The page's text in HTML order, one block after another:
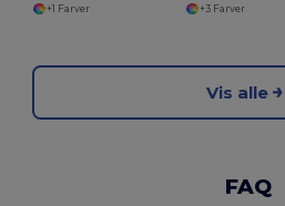
+1 Farver
+3 Farver
Vis alle
FAQ